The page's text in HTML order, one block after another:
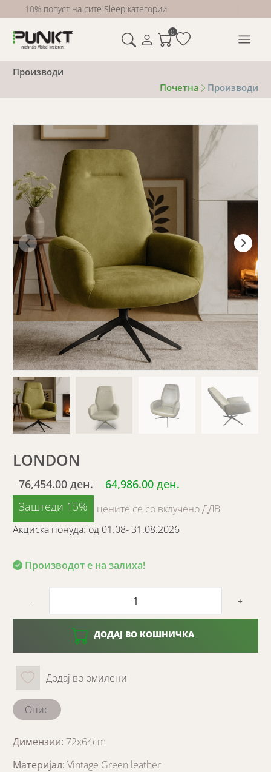
10% попуст на сите Sleep категории
0
Производи
Почетна
Производи
LONDON
76,454.00 ден.
64,986.00 ден.
Заштеди 15%
цените се со вклучено ДДВ
Акциска понуда: од 01.08- 31.08.2026
Производот е на залиха!
- +
ДОДАЈ ВО КОШНИЧКА
Додај во омилени
Опис
Димензии: 72x64cm
Материјал: Vintage Green leather